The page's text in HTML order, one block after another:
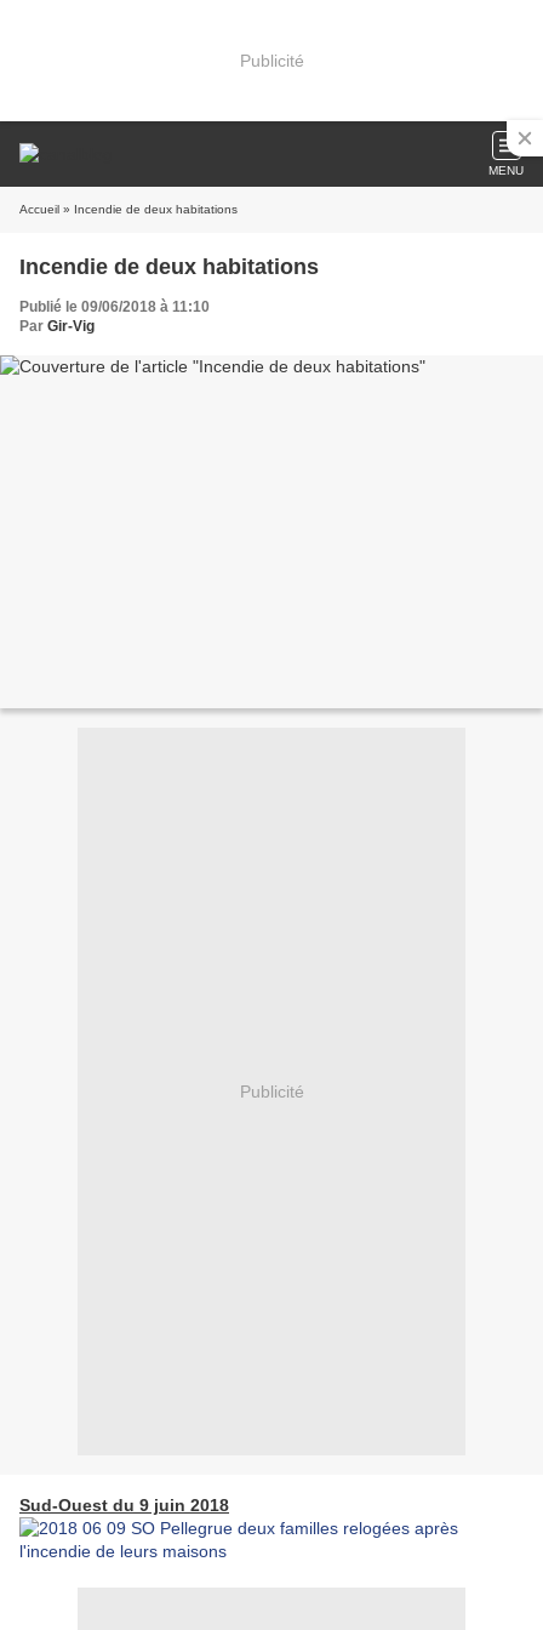
Publicité
MENU
Accueil » Incendie de deux habitations
Incendie de deux habitations
Publié le 09/06/2018 à 11:10
Par Gir-Vig
Publicité
Sud-Ouest du 9 juin 2018